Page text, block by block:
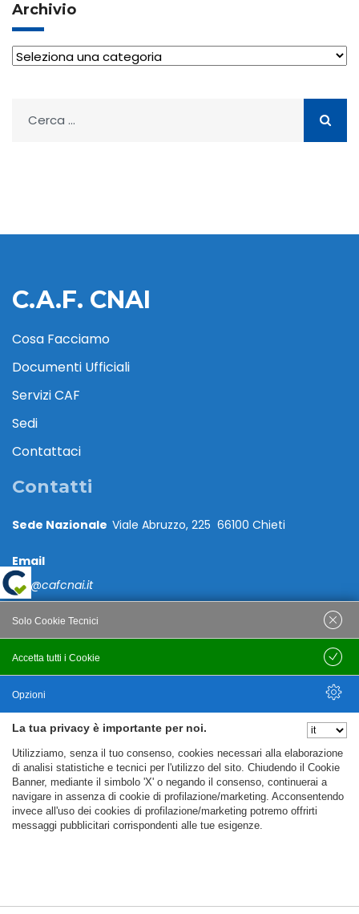
Archivio
Archivio
per:
C.A.F. CNAI
Cosa Facciamo
Documenti Ufficiali
Servizi CAF
Sedi
Contattaci
Contatti
Sede Nazionale Viale Abruzzo, 225 66100 Chieti
Email
caf@cafcnai.it
Posta Certificata
PRIVACY
Note Legali
Policy
Cookie Policy
La tua privacy è importante per noi.
Utilizziamo, senza il tuo consenso, cookies necessari alla elaborazione
di analisi statistiche e tecnici per l'utilizzo del sito. Chiudendo il Cookie
Banner, mediante il simbolo 'X' o negando il consenso, continuerai a
navigare in assenza di cookie di profilazione/marketing. Acconsentendo
invece all'uso dei cookies di profilazione/marketing potremo offrirti
messaggi pubblicitari corrispondenti alle tue esigenze.
Accetta tutti i Cookie
Solo Cookie Tecnici
Salva
Opzioni
Nascondi Opzioni